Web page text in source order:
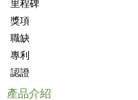
里程碑
獎項
職缺
專利
認證
產品介紹